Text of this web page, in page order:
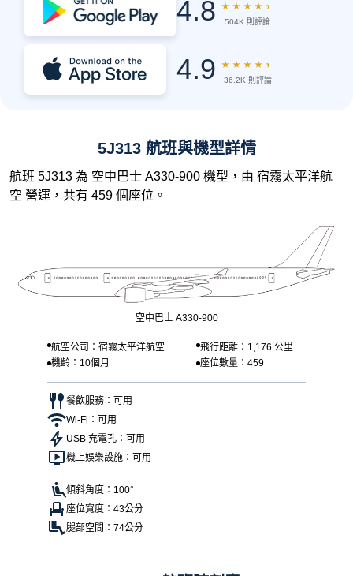
4.8 ★ ★ ★ ★ ★
504K 則評論
4.9 ★ ★ ★ ★ ★
36.2K 則評論
5J313 航班與機型詳情
航班 5J313 為 空中巴士 A330-900 機型，由 宿霧太平洋航
空 營運，共有 459 個座位。
空中巴士 A330-900
航空公司：宿霧太平洋航空
飛行距離：1,176 公里
機齡：10個月
座位數量：459
餐飲服務：可用
Wi-Fi：可用
USB 充電孔：可用
機上娛樂設施：可用
傾斜角度：100°
座位寬度：43公分
腿部空間：74公分